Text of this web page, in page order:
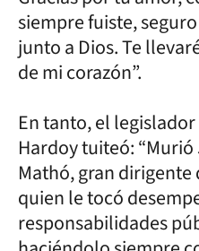
siempre fuiste,
junto a Dios. Te
de mi corazón”.
En tanto, el
Hardoy tuiteó:
Mathó, gran
quien le tocó
responsabilidades